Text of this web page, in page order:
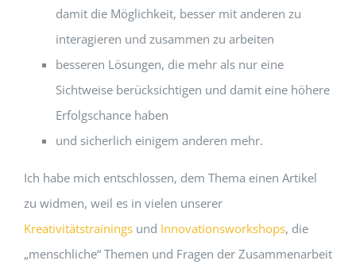
damit die Möglichkeit, besser mit anderen zu
interagieren und zusammen zu arbeiten
besseren Lösungen, die mehr als nur eine
Sichtweise berücksichtigen und damit eine höhere
Erfolgschance haben
und sicherlich einigem anderen mehr.
Ich habe mich entschlossen, dem Thema einen Artikel
zu widmen, weil es in vielen unserer
Kreativitätstrainingsund Innovationsworkshops, die
„menschliche“ Themen und Fragen der Zusammenarbeit